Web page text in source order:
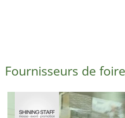
Fournisseurs de